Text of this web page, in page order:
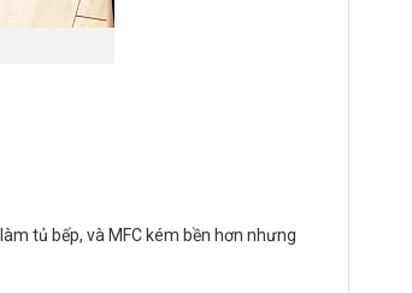
tủ bếp, và MFC kém bền hơn nhưng